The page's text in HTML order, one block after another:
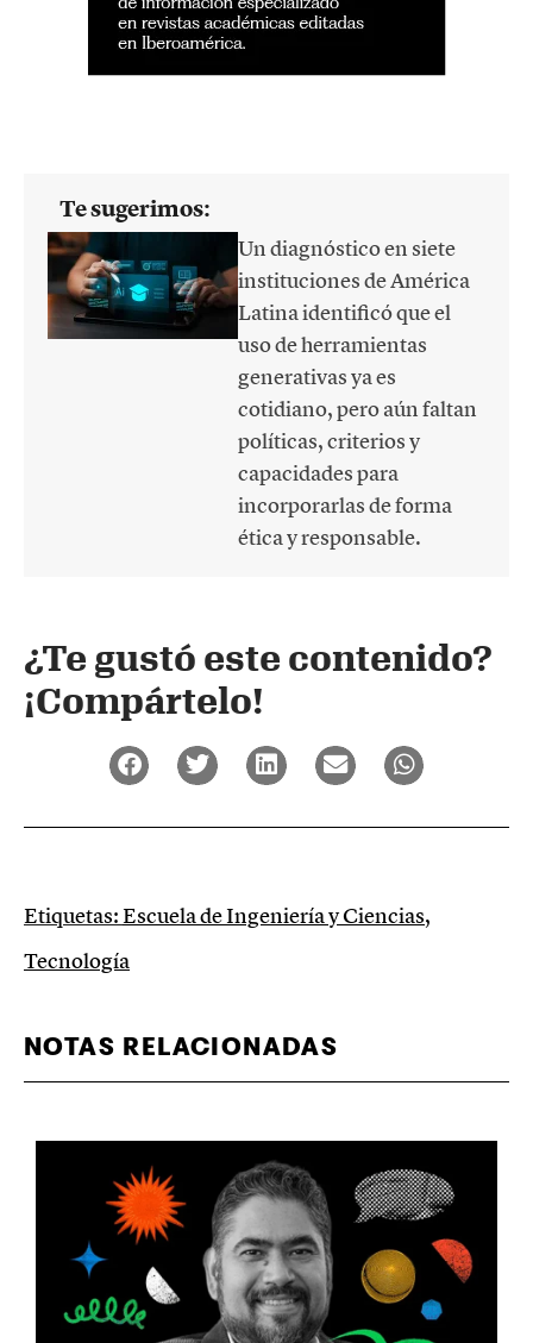
Te sugerimos:
Un diagnóstico en siete
instituciones de América
Latina identificó que el
uso de herramientas
generativas ya es
cotidiano, pero aún faltan
políticas, criterios y
capacidades para
incorporarlas de forma
ética y responsable.
¿Te gustó este contenido?
¡Compártelo!
Etiquetas:Escuela de Ingeniería y Ciencias,
Tecnología
NOTAS RELACIONADAS